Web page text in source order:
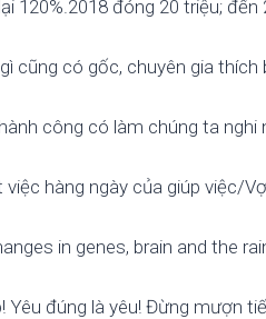
120%.2018 đóng 20 triệu;
cũng có gốc, chuyên gia
công có làm chúng ta nghi
hàng ngày của giúp việc/
in genes, brain and the
Yêu đúng là yêu! Đừng mượn